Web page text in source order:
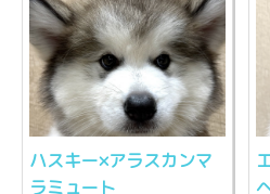
ハスキー×アラスカンマ
ラミュート